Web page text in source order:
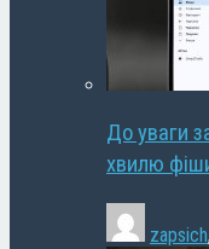
До уваги
хвилю
zapsich,